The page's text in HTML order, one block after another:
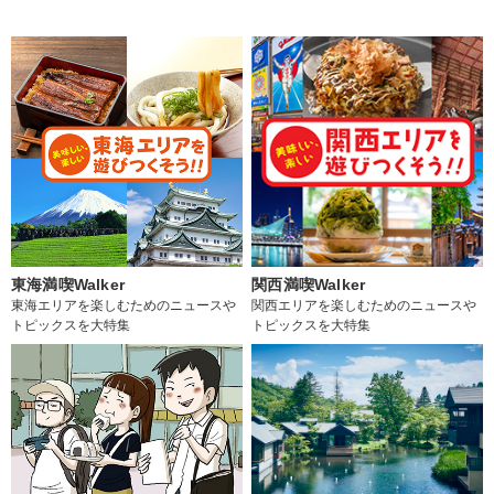
東海満喫Walker
東海エリアを楽しむためのニュースや
トピックスを大特集
関西満喫Walker
関西エリアを楽しむためのニュースや
トピックスを大特集